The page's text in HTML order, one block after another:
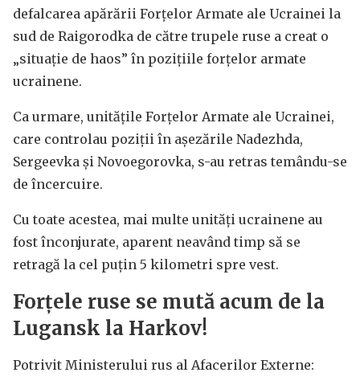
defalcarea apărării Forțelor Armate ale Ucrainei la
sud de Raigorodka de către trupele ruse a creat o
„situație de haos” în pozițiile forțelor armate
ucrainene.
Ca urmare, unitățile Forțelor Armate ale Ucrainei,
care controlau poziții în așezările Nadezhda,
Sergeevka și Novoegorovka, s-au retras temându-se
de încercuire.
Cu toate acestea, mai multe unități ucrainene au
fost înconjurate, aparent neavând timp să se
retragă la cel puțin 5 kilometri spre vest.
Forțele ruse se mută acum de la
Lugansk la Harkov!
Potrivit Ministerului rus al Afacerilor Externe: